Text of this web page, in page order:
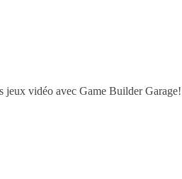
jeux vidéo avec Game Builder